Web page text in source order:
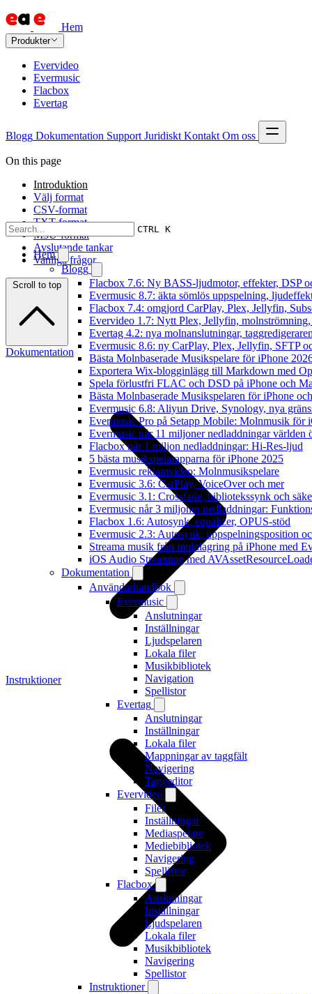
Hem
Produkter
Evervideo
Evermusic
Flacbox
Evertag
Blogg Dokumentation Support Juridiskt Kontakt Om oss
CTRL K
Hem
Blogg
Flacbox 7.6: Ny BASS-ljudmotor, effekter, DSP
Evermusic 8.7: äkta sömlös uppspelning,
Flacbox 7.4: omgjord CarPlay, Plex, Jellyfin,
Evervideo 1.7: Nytt Plex, Jellyfin, molnströmning,
Evertag 4.2: nya molnanslutningar,
Evermusic 8.6: ny CarPlay, Plex, Jellyfin, SFTP
Bästa Molnbaserade Musikspelare för iPhone
Exportera Wix-blogginlägg till Markdown med
Spela förlustfri FLAC och DSD på iPhone och
Bästa Molnbaserade Musikspelaren för iPhone
Evermusic 6.8: Aliyun Drive, Synology, nya
Evermusic Pro på Setapp Mobile: Molnmusik för
Evermusic når 11 miljoner nedladdningar världen
Flacbox når 1 miljon nedladdningar: Hi-Res-ljud
5 bästa musikspelarapparna för iPhone 2025
Evermusic reklamvideo: Molnmusikspelare
Evermusic 3.6: CarPlay, VoiceOver och mer
Evermusic 3.1: Crossfade, bibliotekssynk och
Evermusic når 3 miljoner nedladdningar:
Flacbox 1.6: Autosynk, equalizer, OPUS-stöd
Evermusic 2.3: Autosynk, uppspelningsposition
Streama musik från molnlagring på iPhone med
iOS Audio Streaming med
Dokumentation
Användarhandbok
Evermusic
Anslutningar
Inställningar
Ljudspelaren
Lokala filer
Musikbibliotek
Navigation
Spellistor
Evertag
Anslutningar
Inställningar
Lokala filer
Mappningar av taggfält
Navigering
Taggeditor
Evervideo
Filer
Inställningar
Mediaspelare
Mediebibliotek
Navigering
Spellistor
Flacbox
Anslutningar
Inställningar
Ljudspelaren
Lokala filer
Musikbibliotek
Navigering
Spellistor
Instruktioner
On this page
Introduktion
Välj format
CSV-format
TXT-format
M3U-format
Avslutande tankar
Vanliga frågor
Scroll to top
Dokumentation
Instruktioner